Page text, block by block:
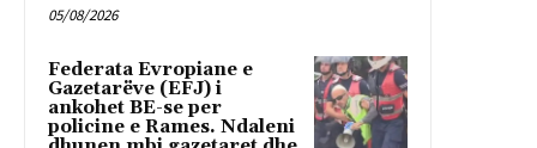
05/08/2026
Federata Evropiane e
Gazetarëve (EFJ) i
ankohet BE-se per
policine e Rames. Ndaleni